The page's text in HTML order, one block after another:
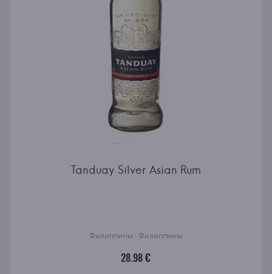
Tanduay Silver Asian Rum
Филиппины · Филиппины
28.98 €